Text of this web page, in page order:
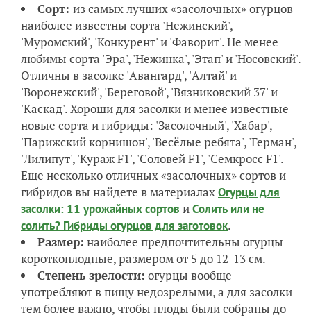
Сорт: из самых лучших «засолочных» огурцов
наиболее известны сорта 'Нежинский',
'Муромский', 'Конкурент' и 'Фаворит'. Не менее
любимы сорта 'Эра', 'Нежинка', 'Этап' и 'Носовский'.
Отличны в засолке 'Авангард', 'Алтай' и
'Воронежский', 'Береговой', 'Вязниковский 37' и
'Каскад'. Хороши для засолки и менее известные
новые сорта и гибриды: 'Засолочный', 'Хабар',
'Парижский корнишон', 'Весёлые ребята', 'Герман',
'Лилипут', 'Кураж F1', 'Соловей F1', 'Семкросс F1'.
Еще несколько отличных «засолочных» сортов и
гибридов вы найдете в материалахОгурцы для
засолки: 11 урожайных сортов иСолить или не
солить? Гибриды огурцов для заготовок.
Размер: наиболее предпочтительны огурцы
короткоплодные, размером от 5 до 12-13 см.
Степень зрелости: огурцы вообще
употребляют в пищу недозрелыми, а для засолки
тем более важно, чтобы плоды были собраны до